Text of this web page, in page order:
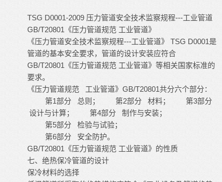
TSG D0001-2009 压力管道安全技术监察规程---工业管道
GB/T20801《压力管道规范 工业管道》
《压力管道安全技术监察规程---工业管道》 TSG D0001是
管道的基本安全要求，管道的设计安装应符合
GB/T20801《压力管道规范 工业管道》等相关国家标准的
要求。
《压力管道规范 工业管道》GB/T20801共分六个部分：
第1部分 总则； 第2部分 材料； 第3部分
设计与计算； 第4部分 制作与安装；
第5部分 检验与试验；
第6部分 安全防护。
GB/T20801《压力管道规范 工业管道》的性质
七、绝热保冷管道的设计
保冷材料的选择